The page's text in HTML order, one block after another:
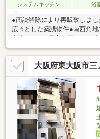
システムキッチン
浴
●商談解除により再販致しま
広々とした築浅物件●南西角
宅街です！●環境に優しく光
ムがあります♪●お車をお持ち
広く駐車しやすいです！●全
り、お部屋以外にも収納スペ
帖とゆったりしていてカウン
せます！●あると嬉しい食洗
内設備が揃っています●学校
10分圏内にあり子育て・住環
大阪府東大阪市三